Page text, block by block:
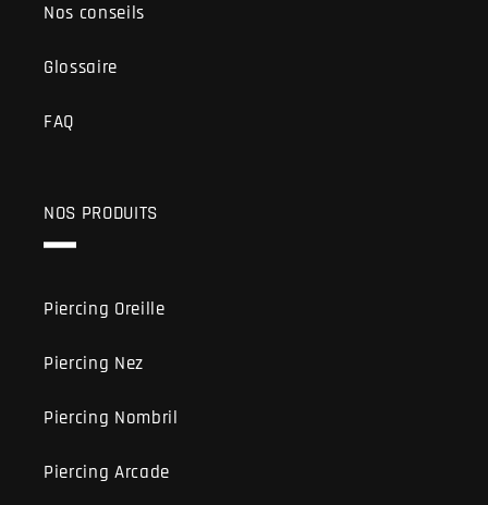
Nos conseils
Glossaire
FAQ
NOS PRODUITS
Piercing Oreille
Piercing Nez
Piercing Nombril
Piercing Arcade